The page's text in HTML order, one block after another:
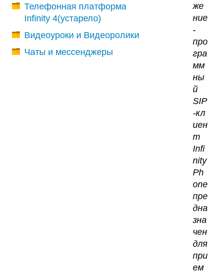
Телефонная платформа
Infinity 4(устарело)
Видеоуроки и Видеоролики
Чаты и мессенджеры
же
ние
-
про
гра
мм
ны
й
SIP
-кл
иен
т
Infi
nity
Ph
one
пре
дна
зна
чен
для
при
ем